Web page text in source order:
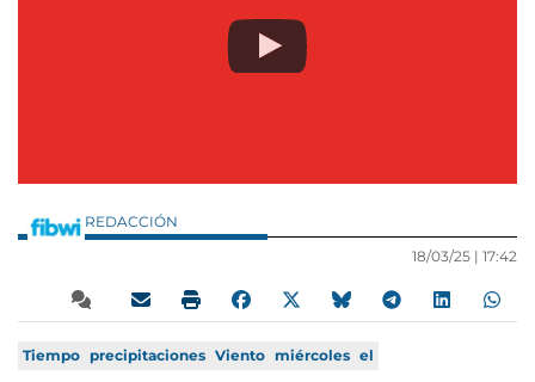
REDACCIÓN
18/03/25 | 17:42
Tiempo precipitaciones Viento miércoles el